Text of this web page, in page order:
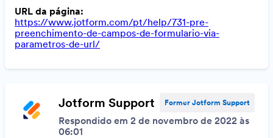
URL da página:
https://www.jotform.com/pt/help/731-pre-
preenchimento-de-campos-de-formulario-via-
parametros-de-url/
Jotform Support Former Jotform Support
Respondido em 2 de novembro de 2022 às
06:01